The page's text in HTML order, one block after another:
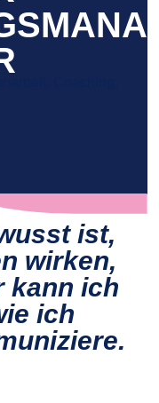
ist,
wirken,
kann ich
ich